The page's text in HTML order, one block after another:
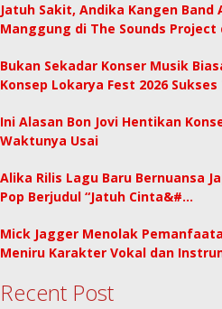
Jatuh Sakit, Andika Kangen Band
Manggung di The Sounds Project
Bukan Sekadar Konser Musik
Konsep Lokarya Fest 2026
Ini Alasan Bon Jovi Hentikan
Waktunya Usai
Alika Rilis Lagu Baru Bernuansa
Pop Berjudul “Jatuh Cinta&#…
Mick Jagger Menolak
Meniru Karakter Vokal dan
Recent Post